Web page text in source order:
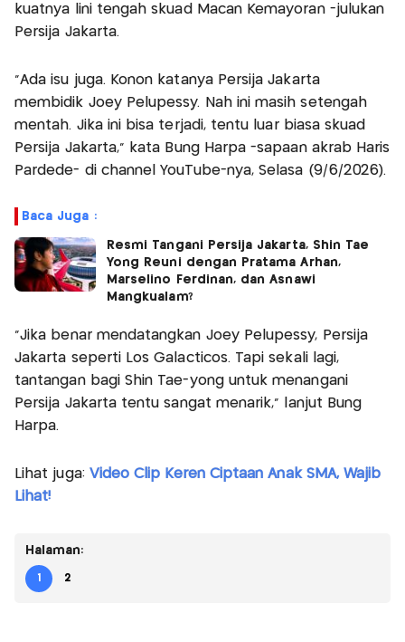
kuatnya lini tengah skuad Macan Kemayoran -julukan
Persija Jakarta.
"Ada isu juga. Konon katanya Persija Jakarta
membidik Joey Pelupessy. Nah ini masih setengah
mentah. Jika ini bisa terjadi, tentu luar biasa skuad
Persija Jakarta,” kata Bung Harpa -sapaan akrab Haris
Pardede- di channel YouTube-nya, Selasa (9/6/2026).
Baca Juga :
Resmi Tangani Persija Jakarta, Shin Tae
Yong Reuni dengan Pratama Arhan,
Marselino Ferdinan, dan Asnawi
Mangkualam?
“Jika benar mendatangkan Joey Pelupessy, Persija
Jakarta seperti Los Galacticos. Tapi sekali lagi,
tantangan bagi Shin Tae-yong untuk menangani
Persija Jakarta tentu sangat menarik,” lanjut Bung
Harpa.
Lihat juga: Video Clip Keren Ciptaan Anak SMA, Wajib
Lihat!
Halaman:
1 2